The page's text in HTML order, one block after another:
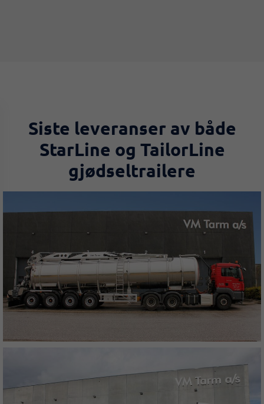
Siste leveranser av både
StarLine og TailorLine
gjødseltrailere